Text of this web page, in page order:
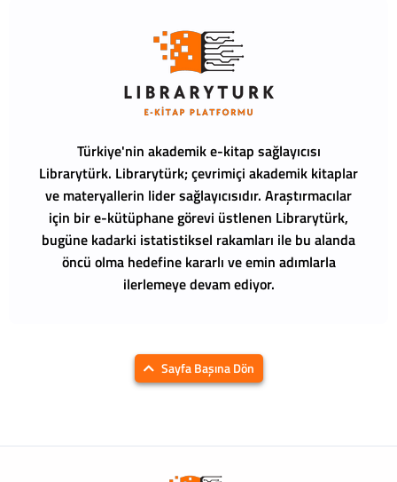
Türkiye'nin akademik e-kitap sağlayıcısı
Librarytürk. Librarytürk; çevrimiçi akademik kitaplar
ve materyallerin lider sağlayıcısıdır. Araştırmacılar
için bir e-kütüphane görevi üstlenen Librarytürk,
bugüne kadarki istatistiksel rakamları ile bu alanda
öncü olma hedefine kararlı ve emin adımlarla
ilerlemeye devam ediyor.
Sayfa Başına Dön